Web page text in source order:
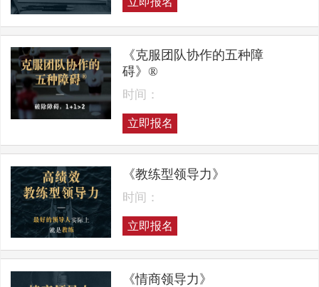
《克服团队协作的五种障
碍》®
时间：
立即报名
《教练型领导力》
时间：
立即报名
《情商领导力》